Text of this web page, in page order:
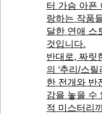
터 가슴 아픈
랑하는 작품
달한 연애 스
것입니다.
반대로, 짜릿
의 '추리/스
한 전개와 반
감을 놓을 수
적 미스터리